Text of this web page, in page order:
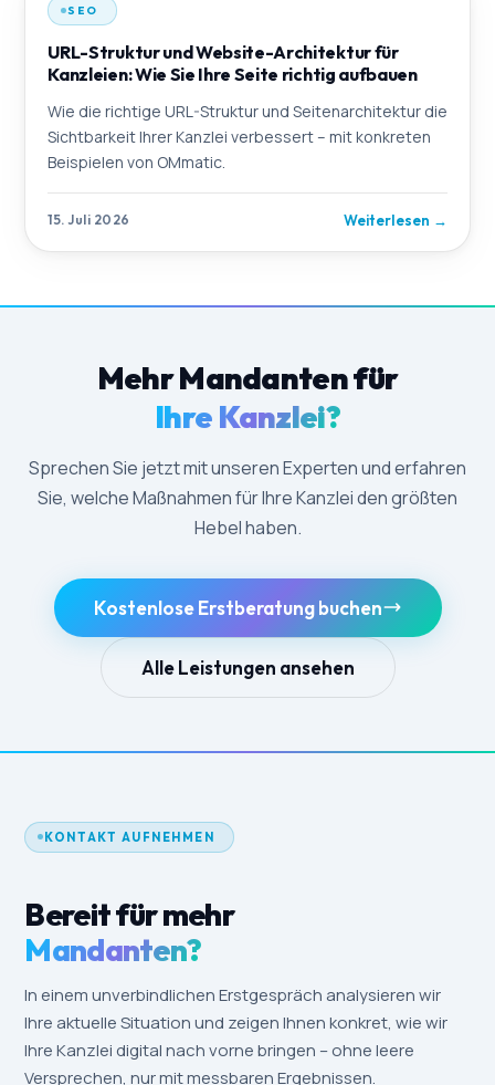
SEO
URL-Struktur und Website-Architektur für
Kanzleien: Wie Sie Ihre Seite richtig aufbauen
Wie die richtige URL-Struktur und Seitenarchitektur die
Sichtbarkeit Ihrer Kanzlei verbessert – mit konkreten
Beispielen von OMmatic.
15. Juli 2026 Weiterlesen →
Mehr Mandanten für
Ihre Kanzlei?
Sprechen Sie jetzt mit unseren Experten und erfahren
Sie, welche Maßnahmen für Ihre Kanzlei den größten
Hebel haben.
Kostenlose Erstberatung buchen
Alle Leistungen ansehen
KONTAKT AUFNEHMEN
Bereit für mehr
Mandanten?
In einem unverbindlichen Erstgespräch analysieren wir
Ihre aktuelle Situation und zeigen Ihnen konkret, wie wir
Ihre Kanzlei digital nach vorne bringen – ohne leere
Versprechen, nur mit messbaren Ergebnissen.